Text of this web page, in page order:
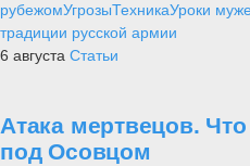
рубежомУгрозыТехникаУроки
традиции русской армии
6 августа Статьи
Атака мертвецов.
под Осовцом